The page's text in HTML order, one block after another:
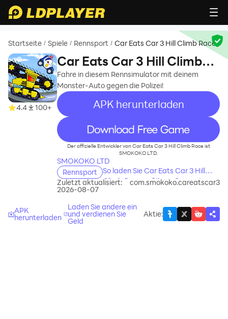
Startseite / Spiele / Rennsport / Car Eats Car 3 Hill Climb Race
4.4 100+
Car Eats Car 3 Hill Climb
Race
Fahre in diesem Rennsimulator mit deinem
Monster-Auto gegen die Polizei!
APK herunterladen
recommend
Der offizielle Entwickler von Car Eats Car 3 Hill Climb Race ist
SMOKOKO LTD.
SMOKOKO LTD
Rennsport So laden Sie Car Eats Car 3 Hill
Climb Race auf Ihren Computer
Zuletzt aktualisiert:
2026-08-07
com.smokoko.careatscar3
APK
herunterladen
Laden Sie andere ein
und verdienen Sie
Geld
Aktie: